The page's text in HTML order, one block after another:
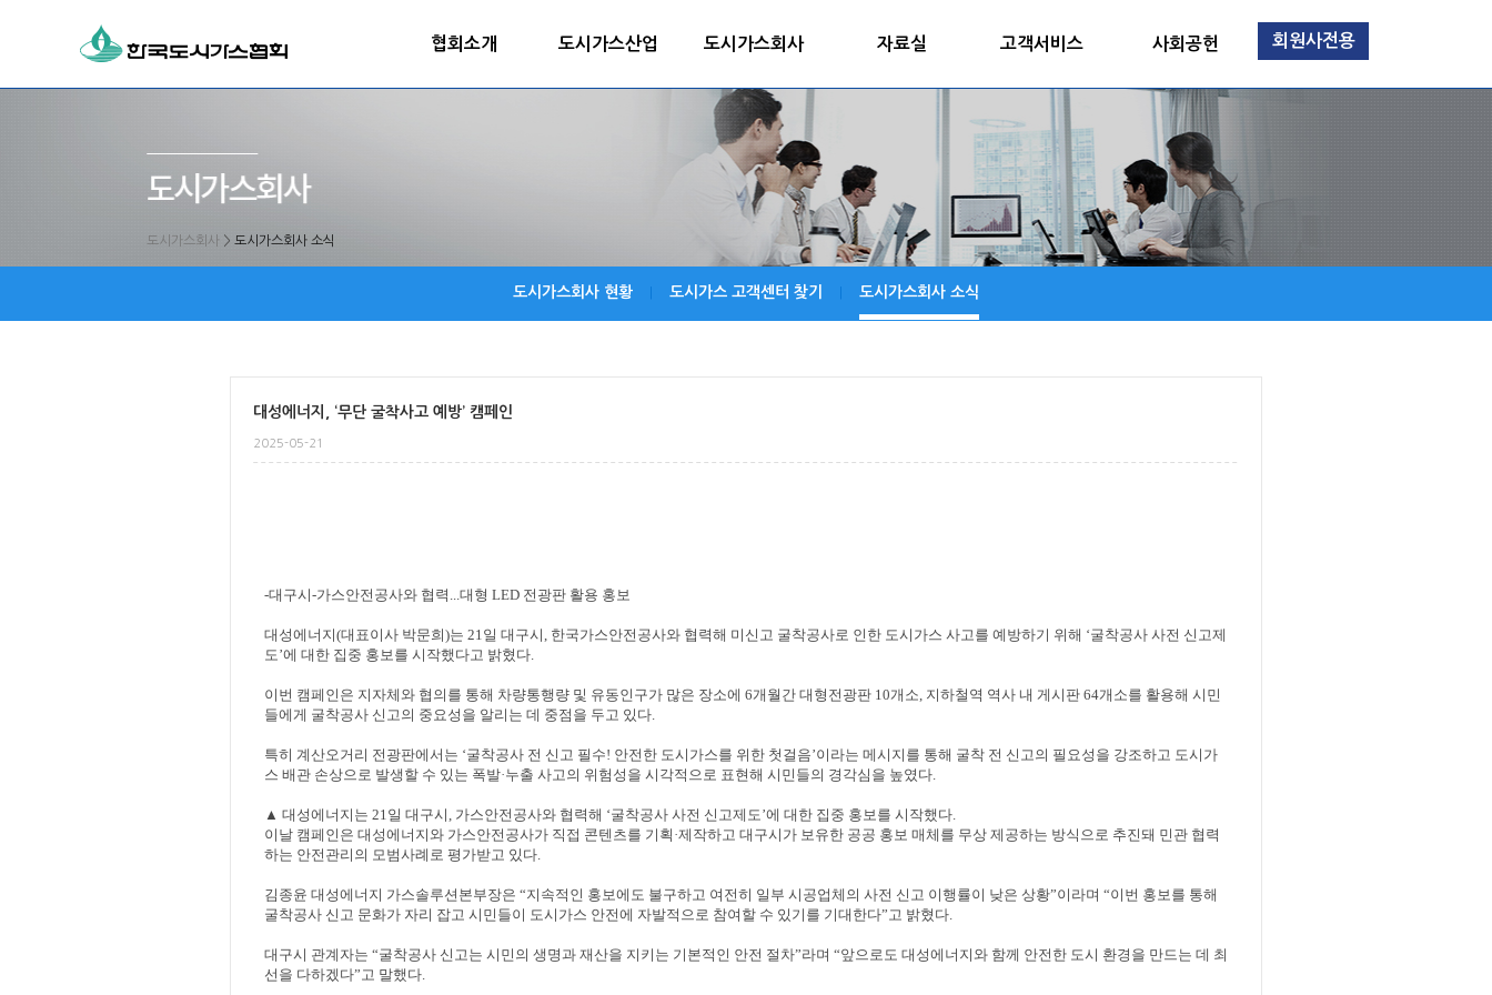
협회소개 도시가스산업 도시가스회사 자료실 고객서비스 사회공헌 회원사전용
도시가스회사 > 도시가스회사 소식
도시가스회사 현황 도시가스 고객센터 찾기 도시가스회사 소식
대성에너지, ‘무단 굴착사고 예방’ 캠페인
2025-05-21
-대구시-가스안전공사와 협력 ...대형 LED 전광판 활용 홍보
대성에너지(대표이사 박문희)는 21일 대구시, 한국가스안전공사와 협력해 미신고 굴착공사로 인한 도시가스 사고를 예방하기 위해 ‘굴착공사 사전 신고제
도’에 대한 집중 홍보를 시작했다고 밝혔다.
이번 캠페인은 지자체와 협의를 통해 차량통행량 및 유동인구가 많은 장소에 6개월간 대형전광판 10개소, 지하철역 역사 내 게시판 64개소를 활용해 시민
들에게 굴착공사 신고의 중요성을 알리는 데 중점을 두고 있다.
특히 계산오거리 전광판에서는 ‘굴착공사 전 신고 필수! 안전한 도시가스를 위한 첫걸음’이라는 메시지를 통해 굴착 전 신고의 필요성을 강조하고 도시가
스 배관 손상으로 발생할 수 있는 폭발·누출 사고의 위험성을 시각적으로 표현해 시민들의 경각심을 높였다.
▲ 대성에너지는 21일 대구시, 가스안전공사와 협력해 ‘굴착공사 사전 신고제도’에 대한 집중 홍보를 시작했다.
이날 캠페인은 대성에너지와 가스안전공사가 직접 콘텐츠를 기획 ·제작하고 대구시가 보유한 공공 홍보 매체를 무상 제공하는 방식으로 추진돼 민관 협력
하는 안전관리의 모범사례로 평가받고 있다.
김종윤 대성에너지 가스솔루션본부장은 “지속적인 홍보에도 불구하고 여전히 일부 시공업체의 사전 신고 이행률이 낮은 상황”이라며 “이번 홍보를 통해
굴착공사 신고 문화가 자리 잡고 시민들이 도시가스 안전에 자발적으로 참여할 수 있기를 기대한다”고 밝혔다.
대구시 관계자는 “굴착공사 신고는 시민의 생명과 재산을 지키는 기본적인 안전 절차”라며 “앞으로도 대성에너지와 함께 안전한 도시 환경을 만드는 데 최
선을 다하겠다”고 말했다.